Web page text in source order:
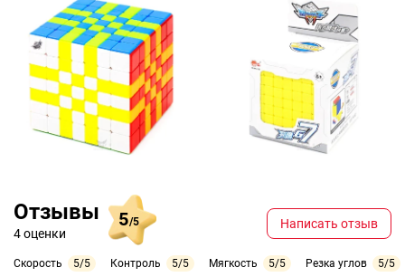
Отзывы
4 оценки
5/5
Скорость 5/5 Контроль 5/5 Мягкость 5/5 Резка углов 5/5
Написать отзыв